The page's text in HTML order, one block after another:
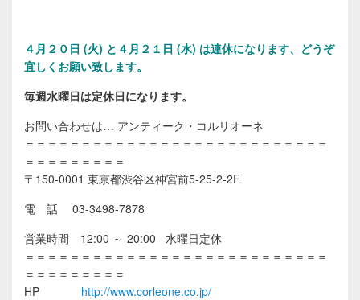
４月２０日 (火) と４月２１日 (水) は連休になります、どうぞ
宜しくお願い致します。
毎週水曜日は定休日になります。
お問い合わせは… アンティーク・コルリオーネ
＝＝＝＝＝＝＝＝＝＝＝＝＝＝＝＝＝＝＝＝＝＝＝＝＝＝＝
＝＝＝＝＝＝＝＝＝
〒150-0001 東京都渋谷区神宮前5-25-2-2F
電 話 03-3498-7878
営業時間 12:00 ～ 20:00 水曜日定休
＝＝＝＝＝＝＝＝＝＝＝＝＝＝＝＝＝＝＝＝＝＝＝＝＝＝＝
＝＝＝＝＝＝＝＝＝
HP
http://www.corleone.co.jp/